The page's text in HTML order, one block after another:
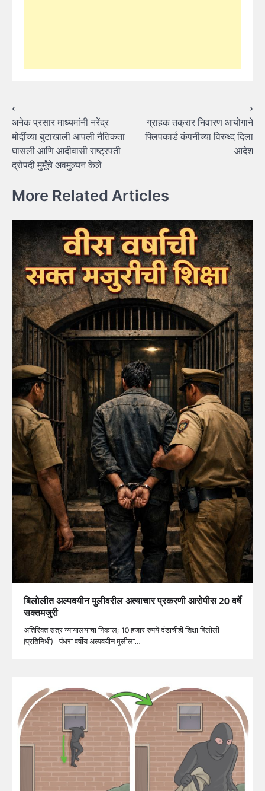
Post
navigation
⟵
अनेक प्रसार माध्यमांनी नरेंद्र
मोदींच्या बुटाखाली आपली नैतिकता
घासली आणि आदीवासी राष्ट्रपती
द्रोपदी मुर्मूंचे अवमुल्यन केले
ग्राहक तक्रार निवारण आयोगाने
फ्लिपकार्ड कंपनीच्या विरुध्द दिला
आदेश
⟶
More Related Articles
बिलोलीत अल्पवयीन मुलीवरील अत्याचार प्रकरणी आरोपीस 20 वर्षे
सक्तमजुरी
अतिरिक्त सत्र न्यायालयाचा निकाल; 10 हजार रुपये दंडाचीही शिक्षा बिलोली
(प्रतिनिधी) –पंधरा वर्षीय अल्पवयीन मुलीला…